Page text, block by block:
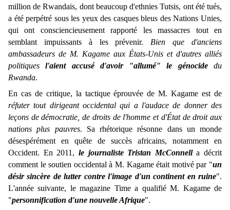
million de Rwandais, dont beaucoup d'ethnies Tutsis, ont été tués,
a été perpétré sous les yeux des casques bleus des Nations Unies,
qui ont consciencieusement rapporté les massacres tout en
semblant impuissants à les prévenir. Bien que d'anciens
ambassadeurs de M. Kagame aux États-Unis et d'autres alliés
politiquesl'aient accusé d'avoir "allumé" le génocidedu
Rwanda.
En cas de critique, la tactique éprouvée de M. Kagame est de
réfuter tout dirigeant occidental qui a l'audace de donner des
leçons de démocratie, de droits de l'homme et d'État de droit aux
nations plus pauvres. Sa rhétorique résonne dans un monde
désespérément en quête de succès africains, notamment en
Occident. En 2011, le journaliste Tristan McConnella décrit
comment le soutien occidental à M. Kagame était motivé par "un
désir sincère de lutter contre l'image d'un continent en ruine".
L'année suivante, le magazine Time a qualifié M. Kagame de
"personnification d'une nouvelle Afrique".